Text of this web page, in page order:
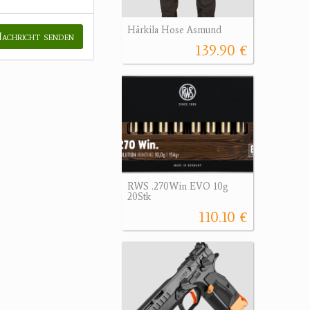
senden Härkila Hose Asmund
139.90 €
RWS .270Win EVO 10g
20Stk
110.10 €